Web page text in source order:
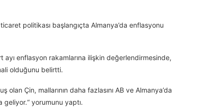
politikası başlangıçta Almanya’da enflasyonu
enflasyon rakamlarına ilişkin değerlendirmesinde,
olduğunu belirtti.
Çin, mallarının daha fazlasını AB ve Almanya’da
geliyor.“ yorumunu yaptı.